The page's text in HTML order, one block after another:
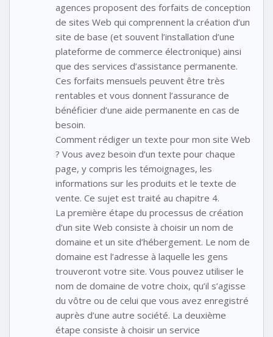
agences proposent des forfaits de conception
de sites Web qui comprennent la création d’un
site de base (et souvent l’installation d’une
plateforme de commerce électronique) ainsi
que des services d’assistance permanente.
Ces forfaits mensuels peuvent être très
rentables et vous donnent l’assurance de
bénéficier d’une aide permanente en cas de
besoin.
Comment rédiger un texte pour mon site Web
? Vous avez besoin d’un texte pour chaque
page, y compris les témoignages, les
informations sur les produits et le texte de
vente. Ce sujet est traité au chapitre 4.
La première étape du processus de création
d’un site Web consiste à choisir un nom de
domaine et un site d’hébergement. Le nom de
domaine est l’adresse à laquelle les gens
trouveront votre site. Vous pouvez utiliser le
nom de domaine de votre choix, qu’il s’agisse
du vôtre ou de celui que vous avez enregistré
auprès d’une autre société. La deuxième
étape consiste à choisir un service